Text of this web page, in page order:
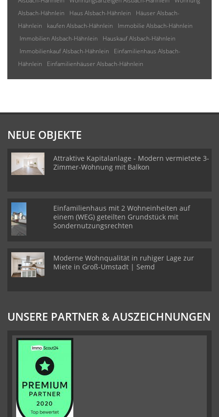
Alsbach-Hähnlein
Haus Alsbach-Hähnlein
Häuser Alsbach-
Hähnlein
kaufen Alsbach-Hähnlein
Immobilie Alsbach-Hähnlein
Immobilien Alsbach-Hähnlein
Hauskauf Alsbach-Hähnlein
Immobilienkauf Alsbach-Hähnlein
Einfamilienhaus Alsbach-
Hähnlein
Einfamilienhäuser Alsbach-Hähnlein
NEUE OBJEKTE
Attraktive Kapitalanlage - Modern vermietete 3-
Zimmer-Wohnung mit Balkon
Einfamilienhaus mit 2 Wohneinheiten auf
einem (WEG) geteilten Grundstück mit
Sondernutzungsrechten
Moderne Wohnqualität in ruhiger Lage zur
Miete in Groß-Umstadt | Semd
UNSERE PARTNER & AUSZEICHNUNGEN